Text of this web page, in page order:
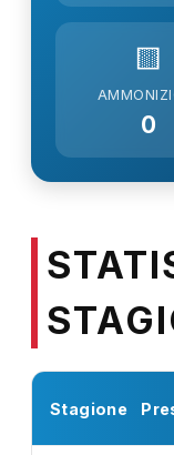
🟨
0
Stagione